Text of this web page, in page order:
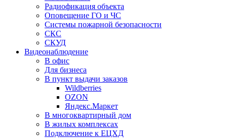
Радиофикация объекта
Оповещение ГО и ЧС
Системы пожарной безопасности
СКС
СКУД
Видеонаблюдение
В офис
Для бизнеса
В пункт выдачи заказов
Wildberries
OZON
Яндекс.Маркет
В многоквартирный дом
В жилых комплексах
Подключение к ЕЦХД